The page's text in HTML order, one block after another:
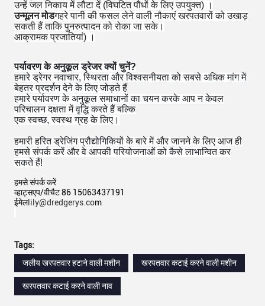
उन्हें जल निकाय में लौटा दें (विघटित पौधों के लिए उपयुक्त) ।
उन्मूलन मोडगहरे पानी की फसल लेने वाली नौकाएं खरपतवारों को उखाड़
सकती हैं ताकि पुनरुत्पादन को रोका जा सके।
आक्रामक प्रजातियां) ।
पर्यावरण के अनुकूल ड्रेजर क्यों चुनें?
हमारे ड्रेगर नवाचार, स्थिरता और विश्वसनीयता को सबसे अधिक मांग में
बेहतर प्रदर्शन देने के लिए जोड़ते हैं
हमारे पर्यावरण के अनुकूल समाधानों का चयन करके आप न केवल
परिचालन दक्षता में वृद्धि करते हैं बल्कि
एक स्वच्छ, स्वस्थ ग्रह के लिए।
हमारी हरित ड्रेजिंग प्रौद्योगिकियों के बारे में और जानने के लिए आज ही
हमसे संपर्क करें और वे आपकी परियोजनाओं को कैसे लाभान्वित कर
सकते हैं!
हमसे संपर्क करें
व्हाट्सएप/वीचैट 86 15063437191
ईमेलlily@dredgerys.com
Tags:
जलीय खरपतवार हटाने वाली मशीन
खरपतवार कटाई करने वाली मशीन
खरपतवार कटाई करने वाली नाव